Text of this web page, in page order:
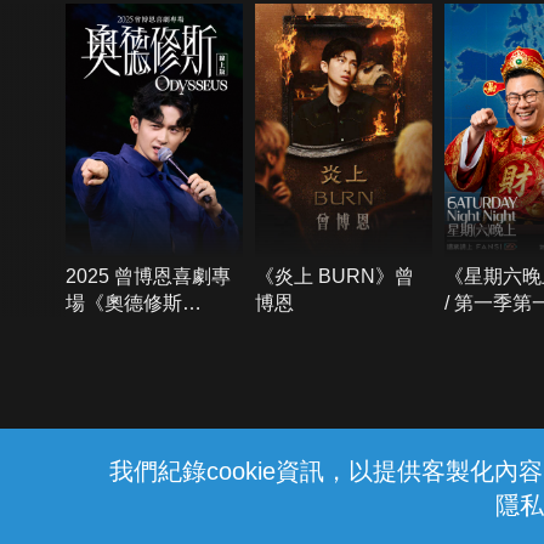
我們紀錄cookie資訊，以提供客製化內
隱
2025 曾博恩喜劇專
場《奧德修斯
《炎上 BURN》曾
博恩
《星期六
/ 第一季第